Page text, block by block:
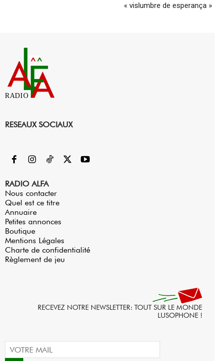
« vislumbre de esperança »
RADIO
RESEAUX SOCIAUX
RADIO ALFA
Nous contacter
Quel est ce titre
Annuaire
Petites annonces
Boutique
Mentions Légales
Charte de confidentialité
Règlement de jeu
RECEVEZ NOTRE NEWSLETTER: TOUT SUR LE MONDE
LUSOPHONE !